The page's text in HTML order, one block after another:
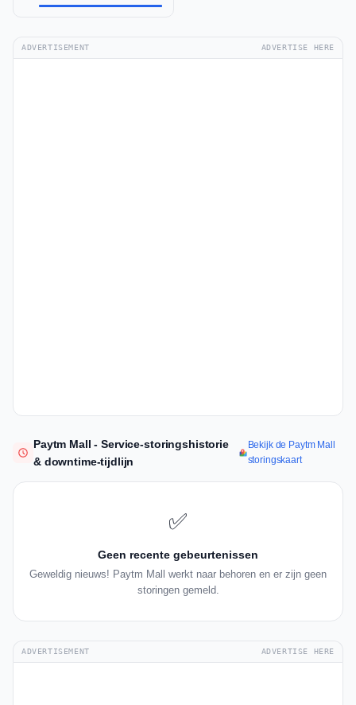
ADVERTISEMENT ADVERTISE HERE
Paytm Mall - Service-storingshistorie
& downtime-tijdlijn
Bekijk de Paytm Mall
storingskaart
✅
Geen recente gebeurtenissen
Geweldig nieuws! Paytm Mall werkt naar behoren en er zijn geen
storingen gemeld.
ADVERTISEMENT ADVERTISE HERE